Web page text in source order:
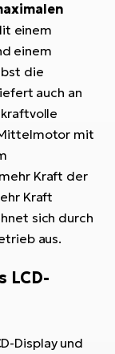
einem
einem
die
auch an
mit
Kraft der
Kraft
sich durch
aus.
LCD-
Display und